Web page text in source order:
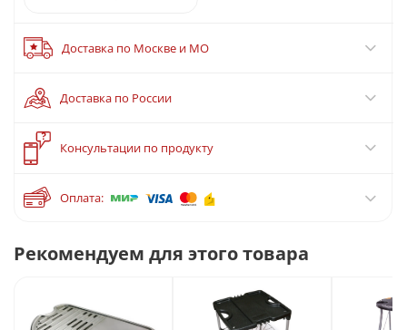
Доставка по Москве и МО
?
Консультации по продукту
Доставка по России
Оплата:
Рекомендуем для этого товара